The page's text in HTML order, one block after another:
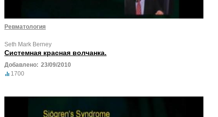
Ревматология
Seth Mark Berney
Системная красная волчанка.
Добавлено: 23/09/2010
1700